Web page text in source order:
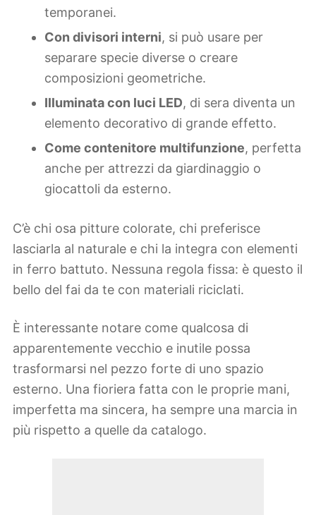
temporanei.
Con divisori interni, si può usare per
separare specie diverse o creare
composizioni geometriche.
Illuminata con luci LED, di sera diventa un
elemento decorativo di grande effetto.
Come contenitore multifunzione, perfetta
anche per attrezzi da giardinaggio o
giocattoli da esterno.
C’è chi osa pitture colorate, chi preferisce
lasciarla al naturale e chi la integra con elementi
in ferro battuto. Nessuna regola fissa: è questo il
bello del fai da te con materiali riciclati.
È interessante notare come qualcosa di
apparentemente vecchio e inutile possa
trasformarsi nel pezzo forte di uno spazio
esterno. Una fioriera fatta con le proprie mani,
imperfetta ma sincera, ha sempre una marcia in
più rispetto a quelle da catalogo.